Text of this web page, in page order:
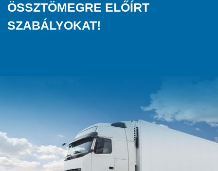
ÖSSZTÖMEGRE ELŐÍRT
SZABÁLYOKAT!